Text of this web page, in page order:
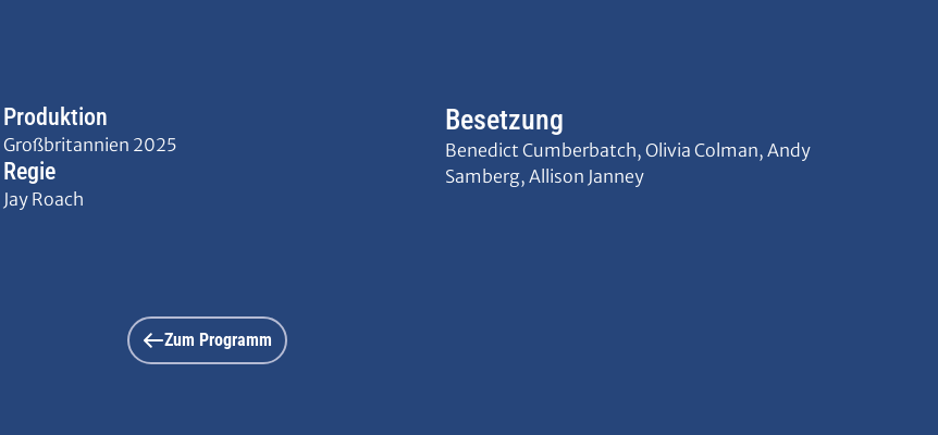
Produktion
Großbritannien 2025
Regie
Jay Roach
Besetzung
Benedict Cumberbatch, Olivia Colman, Andy
Samberg, Allison Janney
Zum Programm